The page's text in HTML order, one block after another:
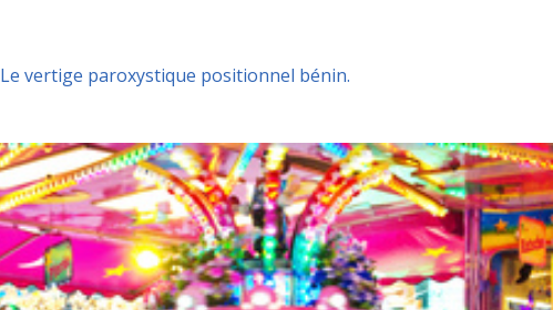
Le vertige paroxystique positionnel bénin.